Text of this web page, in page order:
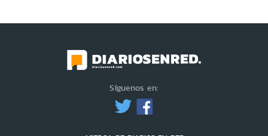
Síguenos en: